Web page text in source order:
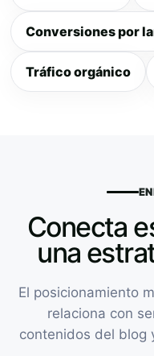
Conversiones por
Tráfico orgánico
Conecta
una
El posicionamiento
relaciona con
contenidos del blog